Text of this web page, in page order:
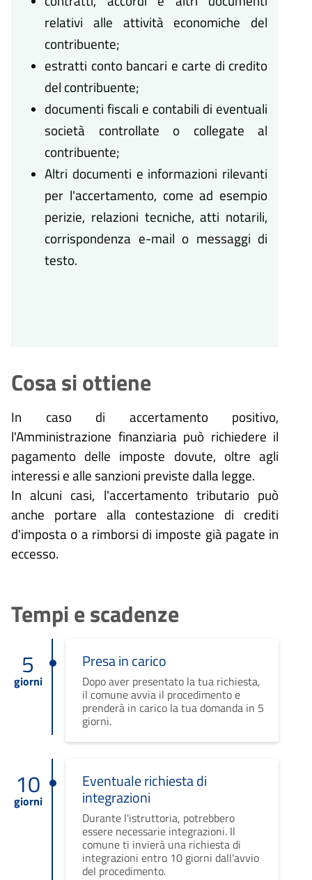
relativi alle attività economiche del
contribuente;
estratti conto bancari e carte di credito
del contribuente;
documenti fiscali e contabili di eventuali
società controllate o collegate al
contribuente;
Altri documenti e informazioni rilevanti
per l'accertamento, come ad esempio
perizie, relazioni tecniche, atti notarili,
corrispondenza e-mail o messaggi di
testo.
Cosa si ottiene
In caso di accertamento positivo,
l'Amministrazione finanziaria può richiedere il
pagamento delle imposte dovute, oltre agli
interessi e alle sanzioni previste dalla legge.
In alcuni casi, l'accertamento tributario può
anche portare alla contestazione di crediti
d'imposta o a rimborsi di imposte già pagate in
eccesso.
Tempi e scadenze
5
giorni
Presa in carico
Dopo aver presentato la tua richiesta,
il comune avvia il procedimento e
prenderà in carico la tua domanda in 5
giorni.
10
giorni
Eventuale richiesta di
integrazioni
Durante l'istruttoria, potrebbero
essere necessarie integrazioni. Il
comune ti invierà una richiesta di
integrazioni entro 10 giorni dall'avvio
del procedimento.